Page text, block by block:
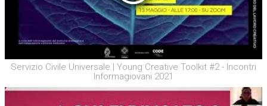
Servizio Civile Universale | Young Creative Toolkit #2 - Incontri
Informagiovani 2021